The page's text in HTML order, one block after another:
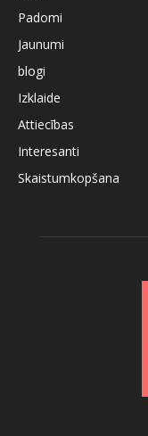
Padomi
Jaunumi
blogi
Izklaide
Attiecības
Interesanti
Skaistumkopšana